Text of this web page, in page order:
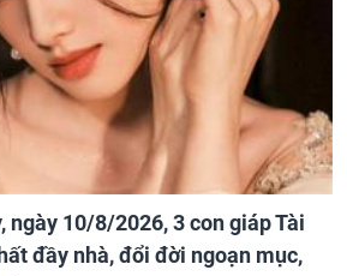
ngày 10/8/2026, 3 con giáp Tài
đầy nhà, đổi đời ngoạn mục,